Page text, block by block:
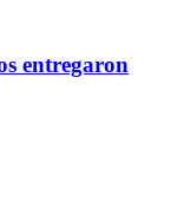
entregaron